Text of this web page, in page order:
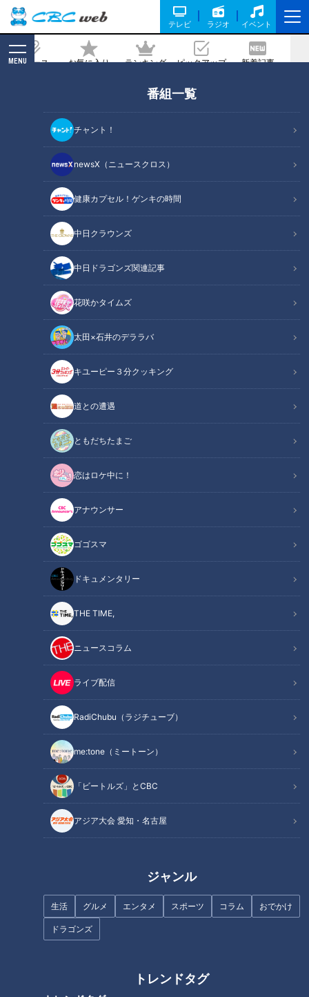
テレビ ラジオ イベント
ニュース お気に入り ランキング ピックアップ 新着記事
MENU
番組一覧
チャント！
newsX（ニュースクロス）
健康カプセル！ゲンキの時間
中日クラウンズ
中日ドラゴンズ関連記事
花咲かタイムズ
太田×石井のデララバ
キユーピー３分クッキング
道との遭遇
ともだちたまご
恋はロケ中に！
アナウンサー
ゴゴスマ
ドキュメンタリー
THE TIME,
ニュースコラム
ライブ配信
RadiChubu（ラジチューブ）
me:tone（ミートーン）
「ビートルズ」とCBC
アジア大会 愛知・名古屋
ジャンル
生活 グルメ エンタメ スポーツ コラム おでかけ
ドラゴンズ
トレンドタグ
あげ』に『稲荷餃子』など“おちょぼさ
ん”の参道グルメを食べまくり！！
2019/12/27 19:00
チャント！
○○愛してまーす！！
人気プロレスラー“棚橋弘至”が熱血リポート
参道の名物グルメを食べ歩き！
昔と変わらない味に満足！
仕上げの“追い味噌”でおいしさアップ！
からあげ専門店の謎のメニュー
“おちょぼさん”に因んだギョウザとは？
オススメ関連コンテンツ
人気プロレスラー“棚橋弘至”が熱血リポート
す！！』。
岐阜県大垣市出身の人気プロレスラー“棚橋弘至”が、リング上